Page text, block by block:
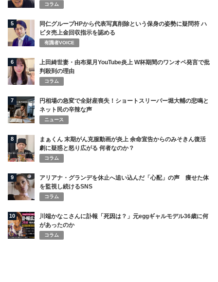
コラム
5
同仁グループHPから代表写真削除という保身の姿勢に疑問符 ハ
ビタ売上金回収指示を認める
有識者VOICE
6
上田綺世妻・由布菜月YouTube炎上 W杯期間のワンオペ発言で批
判殺到の理由
コラム
7
円相場の急変で全財産喪失！ショートスリーパー堀大輔の悲鳴と
ネット民の辛辣な声
ニュース
8
まぁくん 末期がん克服動画が炎上 余命宣告からのみそきん復活
劇に疑惑と怒り広がる 何者なのか？
コラム
9
アリアナ・グランデを休止へ追い込んだ「心配」の声 痩せた体
を監視し続けるSNS
コラム
10
川端かなこさんに訃報「死因は？」元eggギャルモデル36歳に何
があったのか
コラム